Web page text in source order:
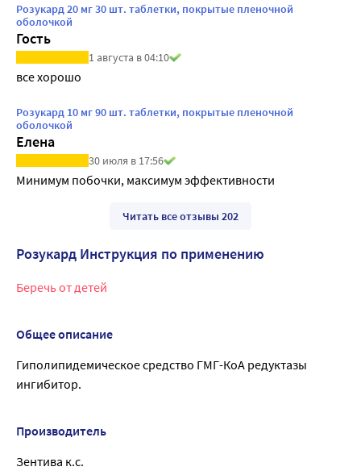
Розукард 20 мг 30 шт. таблетки, покрытые пленочной
оболочкой
Гость
1 августа в 04:10
все хорошо
Розукард 10 мг 90 шт. таблетки, покрытые пленочной
оболочкой
Елена
30 июля в 17:56
Минимум побочки, максимум эффективности
Читать все отзывы 202
Розукард Инструкция по применению
Беречь от детей
Общее описание
Гиполипидемическое средство ГМГ-КоА редуктазы
ингибитор.
Производитель
Зентива к.с.